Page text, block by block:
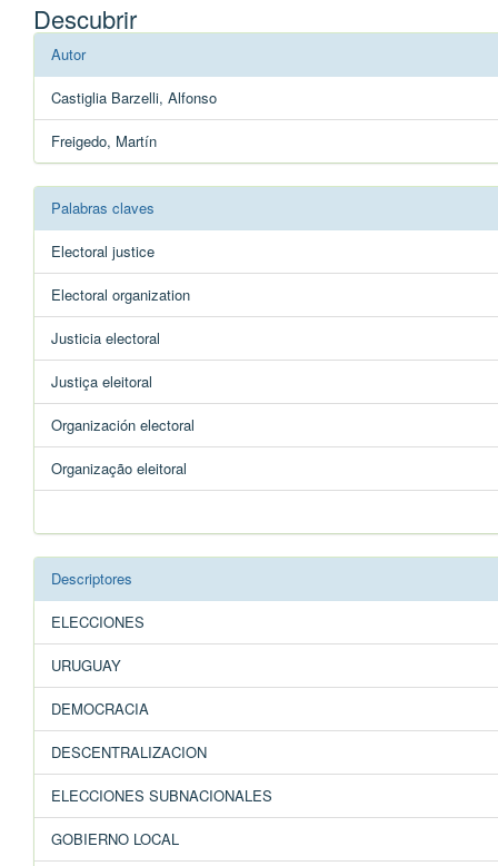
Descubrir
Autor
Castiglia Barzelli, Alfonso
Freigedo, Martín
Palabras claves
Electoral justice
Electoral organization
Justicia electoral
Justiça eleitoral
Organización electoral
Organização eleitoral
Descriptores
ELECCIONES
URUGUAY
DEMOCRACIA
DESCENTRALIZACION
ELECCIONES SUBNACIONALES
GOBIERNO LOCAL